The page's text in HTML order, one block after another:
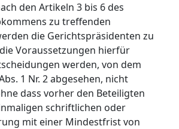
den Artikeln 3 bis 6 des
zu treffenden
die Gerichtspräsidenten zu
Voraussetzungen hierfür
werden, von dem
1 Nr. 2 abgesehen, nicht
dass vorher den Beteiligten
schriftlichen oder
mit einer Mindestfrist von